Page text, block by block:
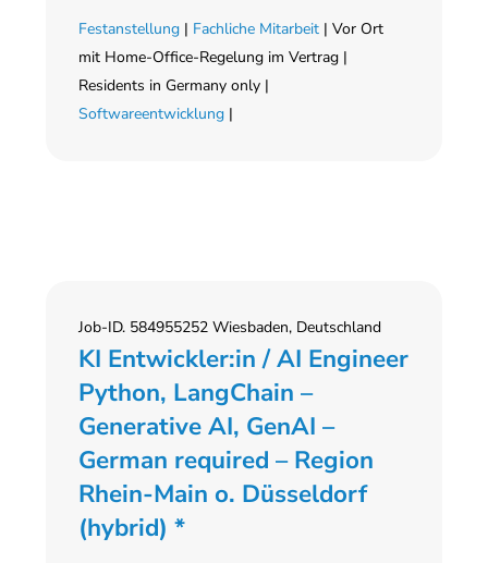
Festanstellung | Fachliche Mitarbeit | Vor Ort
mit Home-Office-Regelung im Vertrag |
Residents in Germany only |
Softwareentwicklung |
Job-ID. 584955252 Wiesbaden, Deutschland
KI Entwickler:in / AI Engineer
Python, LangChain –
Generative AI, GenAI –
German required – Region
Rhein-Main o. Düsseldorf
(hybrid) *